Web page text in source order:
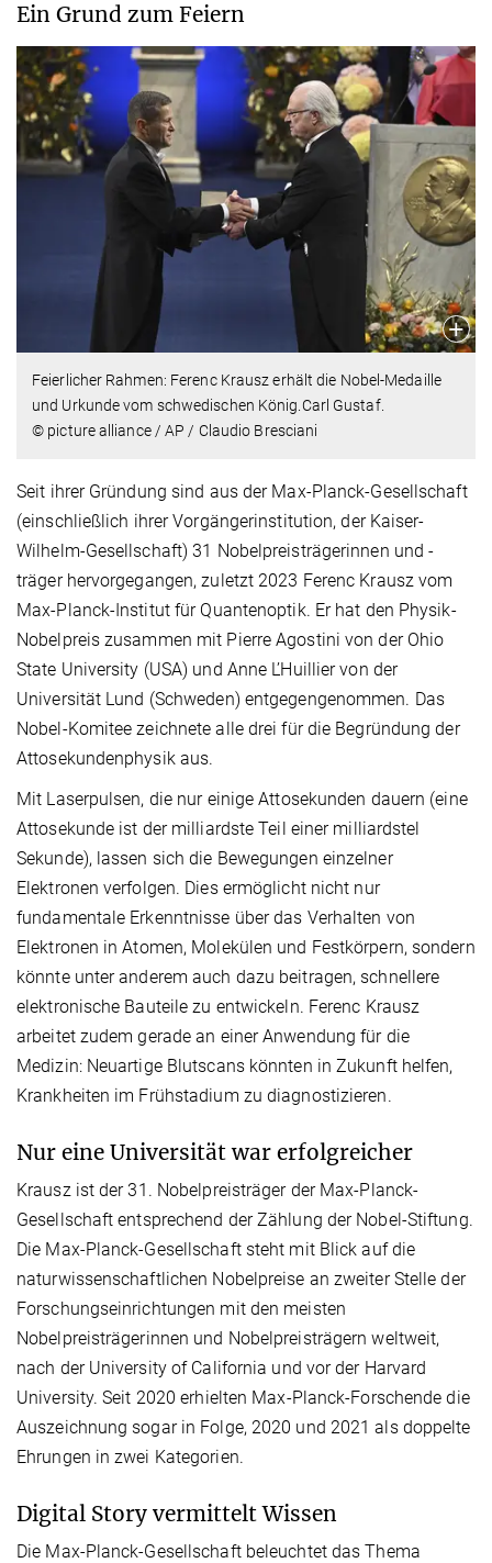
Ein Grund zum Feiern
Feierlicher Rahmen: Ferenc Krausz erhält die Nobel-Medaille
und Urkunde vom schwedischen König.Carl Gustaf.
© picture alliance / AP / Claudio Bresciani
Seit ihrer Gründung sind aus der Max-Planck-Gesellschaft
(einschließlich ihrer Vorgängerinstitution, der Kaiser-
Wilhelm-Gesellschaft) 31 Nobelpreisträgerinnen und -
träger hervorgegangen, zuletzt 2023 Ferenc Krausz vom
Max-Planck-Institut für Quantenoptik. Er hat den Physik-
Nobelpreis zusammen mit Pierre Agostini von der Ohio
State University (USA) und Anne L’Huillier von der
Universität Lund (Schweden) entgegengenommen. Das
Nobel-Komitee zeichnete alle drei für die Begründung der
Attosekundenphysik aus.
Mit Laserpulsen, die nur einige Attosekunden dauern (eine
Attosekunde ist der milliardste Teil einer milliardstel
Sekunde), lassen sich die Bewegungen einzelner
Elektronen verfolgen. Dies ermöglicht nicht nur
fundamentale Erkenntnisse über das Verhalten von
Elektronen in Atomen, Molekülen und Festkörpern, sondern
könnte unter anderem auch dazu beitragen, schnellere
elektronische Bauteile zu entwickeln. Ferenc Krausz
arbeitet zudem gerade an einer Anwendung für die
Medizin: Neuartige Blutscans könnten in Zukunft helfen,
Krankheiten im Frühstadium zu diagnostizieren.
Nur eine Universität war erfolgreicher
Krausz ist der 31. Nobelpreisträger der Max-Planck-
Gesellschaft entsprechend der Zählung der Nobel-Stiftung.
Die Max-Planck-Gesellschaft steht mit Blick auf die
naturwissenschaftlichen Nobelpreise an zweiter Stelle der
Forschungseinrichtungen mit den meisten
Nobelpreisträgerinnen und Nobelpreisträgern weltweit,
nach der University of California und vor der Harvard
University. Seit 2020 erhielten Max-Planck-Forschende die
Auszeichnung sogar in Folge, 2020 und 2021 als doppelte
Ehrungen in zwei Kategorien.
Digital Story vermittelt Wissen
Die Max-Planck-Gesellschaft beleuchtet das Thema